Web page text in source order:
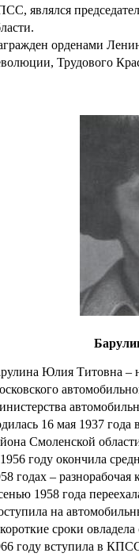
являлся
орденами
Трудового
Юлия Титовна –
16 мая 1937 года
Смоленской
году окончила
годах –
1958 года
на
сроки
году вступила в